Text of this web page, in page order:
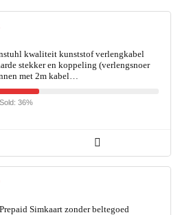
kwaliteit kunststof verlengkabel
stekker en koppeling (verlengsnoer
met 2m kabel…
36%
Simkaart zonder beltegoed